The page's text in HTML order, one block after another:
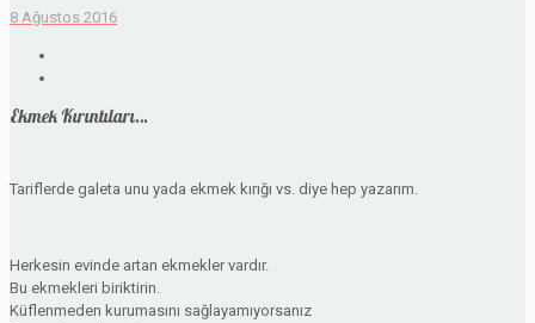
8 Ağustos 2016
Ekmek Kırıntıları…
Tariflerde galeta unu yada ekmek kırığı vs. diye hep yazarım.
Herkesin evinde artan ekmekler vardır.
Bu ekmekleri biriktirin.
Küflenmeden kurumasını sağlayamıyorsanız